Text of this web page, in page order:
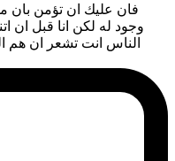
فان عليك ان تؤمن بان
وجود له لكن انا قبل ان
الناس انت تشعر ان هم